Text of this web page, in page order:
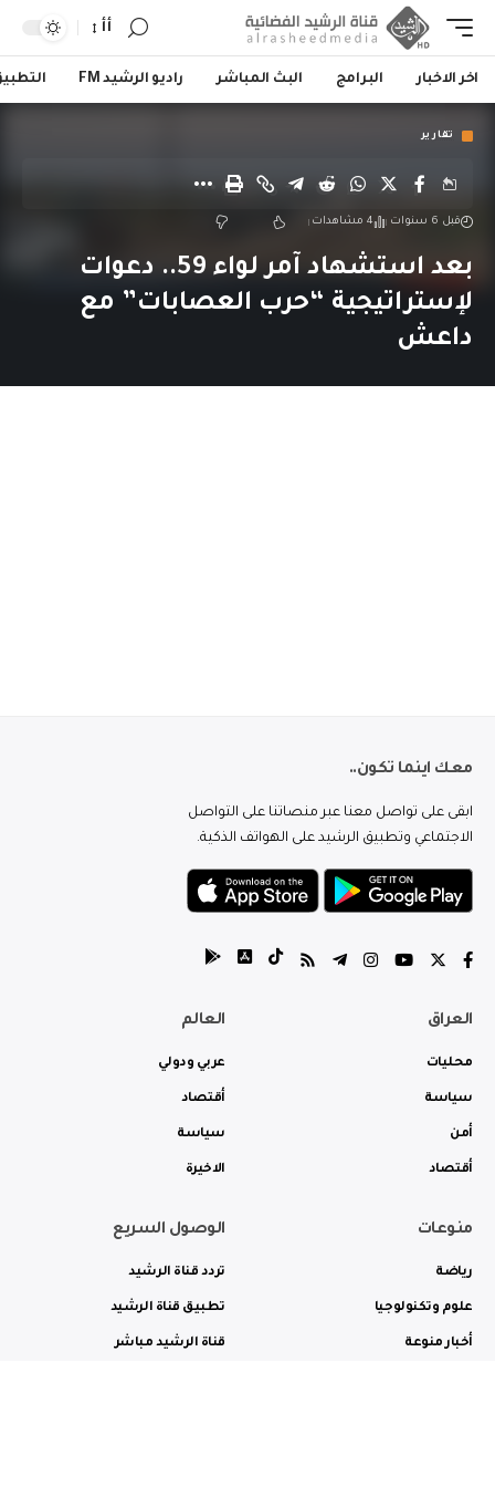
أأ
اخر الاخبار البرامج البث المباشر راديو الرشيد FM
تقارير
قبل 6 سنوات 4 مشاهدات
بعد استشهاد آمر لواء 59.. دعوات
لإستراتيجية “حرب العصابات” مع
داعش
معك اينما تكون..
ابقى على تواصل معنا عبر منصاتنا على التواصل
الاجتماعي وتطبيق الرشيد على الهواتف الذكية.
العراق
محليات
سياسة
أمن
أقتصاد
العالم
عربي ودولي
أقتصاد
سياسة
الاخيرة
منوعات
رياضة
علوم وتكنولوجيا
أخبار منوعة
الوصول السريع
تردد قناة الرشيد
تطبيق قناة الرشيد
قناة الرشيد مباشر